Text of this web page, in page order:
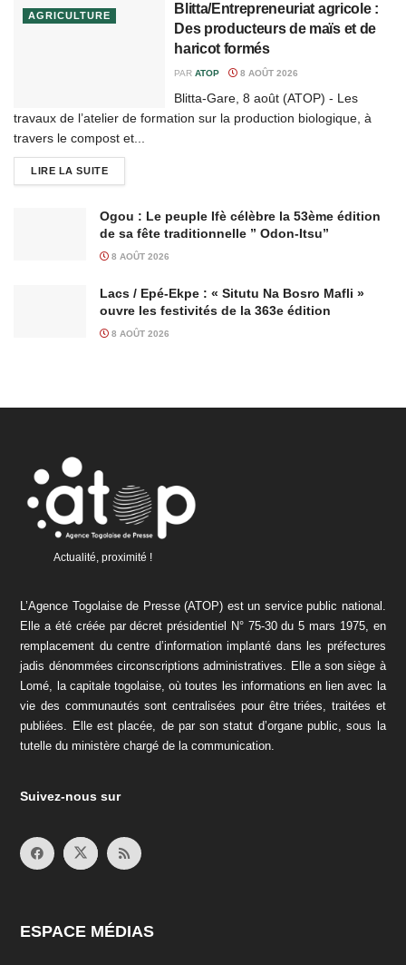
AGRICULTURE
Blitta/Entrepreneuriat agricole :
Des producteurs de maïs et de
haricot formés
PAR ATOP 8 AOÛT 2026
Blitta-Gare, 8 août (ATOP) - Les
travaux de l’atelier de formation sur la production biologique, à
travers le compost et...
LIRE LA SUITE
Ogou : Le peuple Ifè célèbre la 53ème édition
de sa fête traditionnelle ” Odon-Itsu”
8 AOÛT 2026
Lacs / Epé-Ekpe : « Situtu Na Bosro Mafli »
ouvre les festivités de la 363e édition
8 AOÛT 2026
Actualité, proximité !
L’Agence Togolaise de Presse (ATOP) est un service public national.
Elle a été créée par décret présidentiel N° 75-30 du 5 mars 1975, en
remplacement du centre d’information implanté dans les préfectures
jadis dénommées circonscriptions administratives. Elle a son siège à
Lomé, la capitale togolaise, où toutes les informations en lien avec la
vie des communautés sont centralisées pour être triées, traitées et
publiées. Elle est placée, de par son statut d’organe public, sous la
tutelle du ministère chargé de la communication.
Suivez-nous sur
ESPACE MÉDIAS